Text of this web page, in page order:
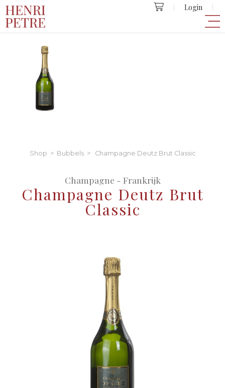
Login
Shop > Bubbels> Champagne Deutz Brut Classic
Champagne - Frankrijk
Champagne Deutz Brut
Classic